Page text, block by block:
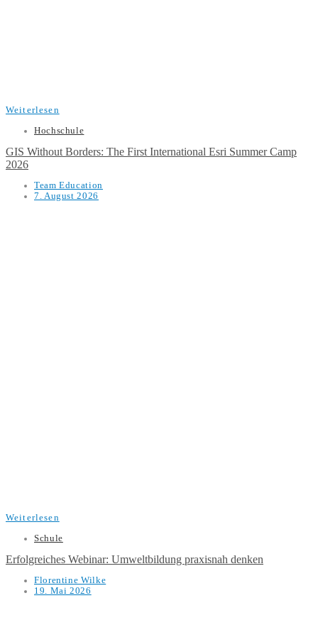
Weiterlesen
Hochschule
GIS Without Borders: The First International Esri Summer Camp
2026
Team Education
7. August 2026
Weiterlesen
Schule
Erfolgreiches Webinar: Umweltbildung praxisnah denken
Florentine Wilke
19. Mai 2026